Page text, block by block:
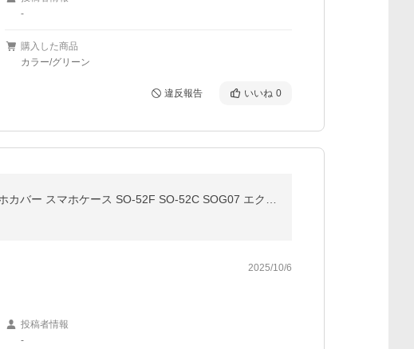
-
購入した商品
カラー/グリーン
違反報告 いいね 0
2025/10/6
投稿者情報
-